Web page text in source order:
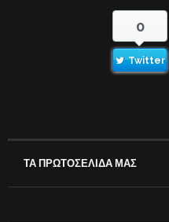
0
Twitter
ΤΑ ΠΡΩΤΟΣΕΛΙΔΑ ΜΑΣ